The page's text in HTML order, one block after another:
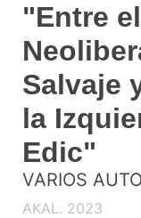
"Entre el
Salvaje
la
Edic"
VARIOS
AKAL. 2023